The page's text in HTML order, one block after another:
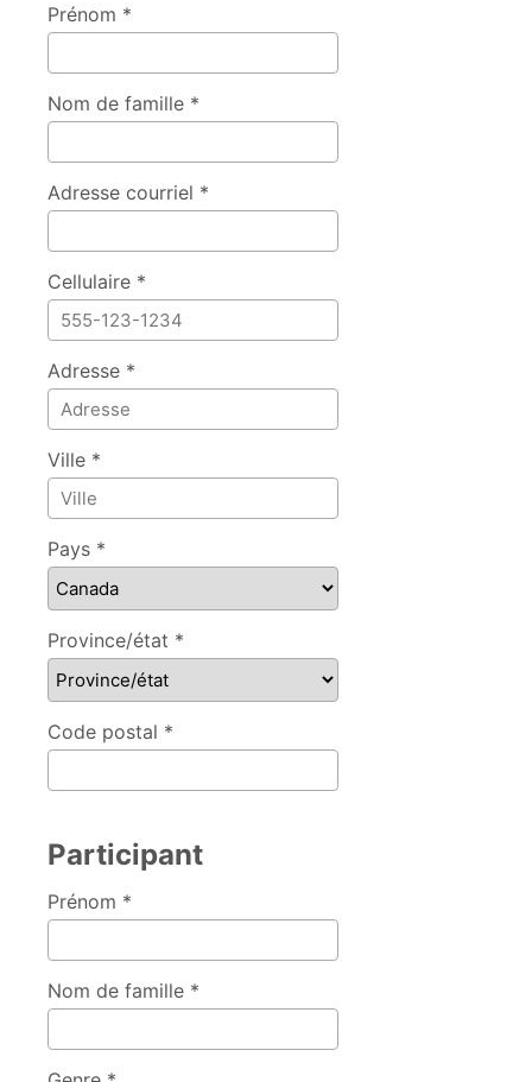
Prénom *
Nom de famille *
Adresse courriel *
Cellulaire *
Adresse *
Ville *
Pays *
Province/état *
Code postal *
Participant
Prénom *
Nom de famille *